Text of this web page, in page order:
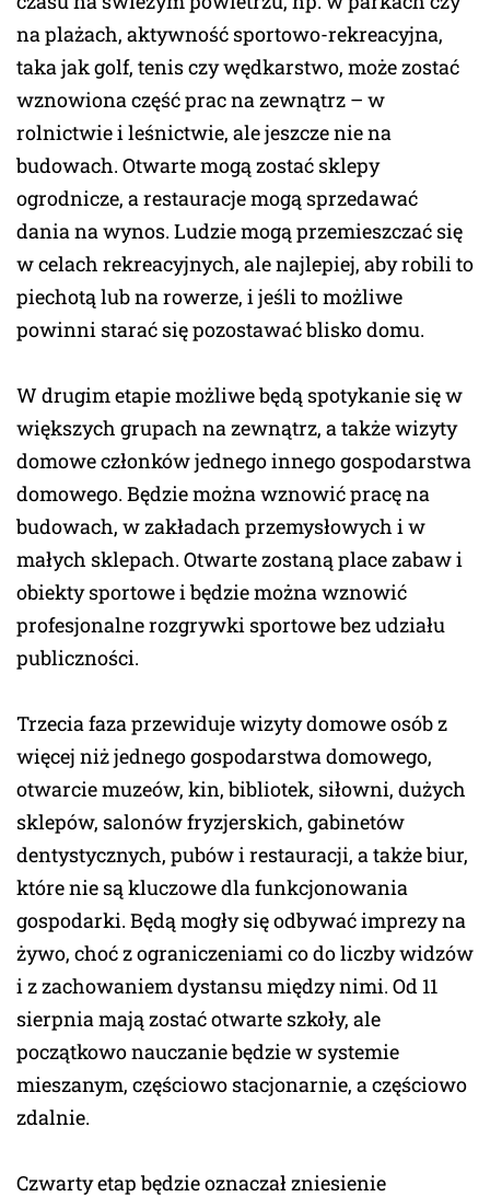
na plażach, aktywność sportowo-rekreacyjna,
taka jak golf, tenis czy wędkarstwo, może zostać
wznowiona część prac na zewnątrz – w
rolnictwie i leśnictwie, ale jeszcze nie na
budowach. Otwarte mogą zostać sklepy
ogrodnicze, a restauracje mogą sprzedawać
dania na wynos. Ludzie mogą przemieszczać się
w celach rekreacyjnych, ale najlepiej, aby robili to
piechotą lub na rowerze, i jeśli to możliwe
powinni starać się pozostawać blisko domu.
W drugim etapie możliwe będą spotykanie się w
większych grupach na zewnątrz, a także wizyty
domowe członków jednego innego gospodarstwa
domowego. Będzie można wznowić pracę na
budowach, w zakładach przemysłowych i w
małych sklepach. Otwarte zostaną place zabaw i
obiekty sportowe i będzie można wznowić
profesjonalne rozgrywki sportowe bez udziału
publiczności.
Trzecia faza przewiduje wizyty domowe osób z
więcej niż jednego gospodarstwa domowego,
otwarcie muzeów, kin, bibliotek, siłowni, dużych
sklepów, salonów fryzjerskich, gabinetów
dentystycznych, pubów i restauracji, a także biur,
które nie są kluczowe dla funkcjonowania
gospodarki. Będą mogły się odbywać imprezy na
żywo, choć z ograniczeniami co do liczby widzów
i z zachowaniem dystansu między nimi. Od 11
sierpnia mają zostać otwarte szkoły, ale
początkowo nauczanie będzie w systemie
mieszanym, częściowo stacjonarnie, a częściowo
zdalnie.
Czwarty etap będzie oznaczał zniesienie